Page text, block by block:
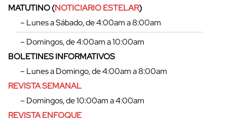
MATUTINO (NOTICIARIO ESTELAR)
– Lunes a Sábado, de 4:00am a 8:00am
– Domingos, de 4:00am a 10:00am
BOLETINES INFORMATIVOS
– Lunes a Domingo, de 4:00am a 8:00am
REVISTA SEMANAL
– Domingos, de 10:00am a 4:00am
REVISTA ENFOQUE